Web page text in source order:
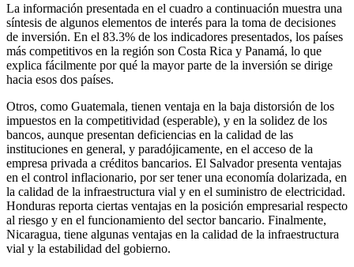
La información presentada en el cuadro a continuación muestra una
síntesis de algunos elementos de interés para la toma de decisiones
de inversión. En el 83.3% de los indicadores presentados, los países
más competitivos en la región son Costa Rica y Panamá, lo que
explica fácilmente por qué la mayor parte de la inversión se dirige
hacia esos dos países.
Otros, como Guatemala, tienen ventaja en la baja distorsión de los
impuestos en la competitividad (esperable), y en la solidez de los
bancos, aunque presentan deficiencias en la calidad de las
instituciones en general, y paradójicamente, en el acceso de la
empresa privada a créditos bancarios. El Salvador presenta ventajas
en el control inflacionario, por ser tener una economía dolarizada, en
la calidad de la infraestructura vial y en el suministro de electricidad.
Honduras reporta ciertas ventajas en la posición empresarial respecto
al riesgo y en el funcionamiento del sector bancario. Finalmente,
Nicaragua, tiene algunas ventajas en la calidad de la infraestructura
vial y la estabilidad del gobierno.